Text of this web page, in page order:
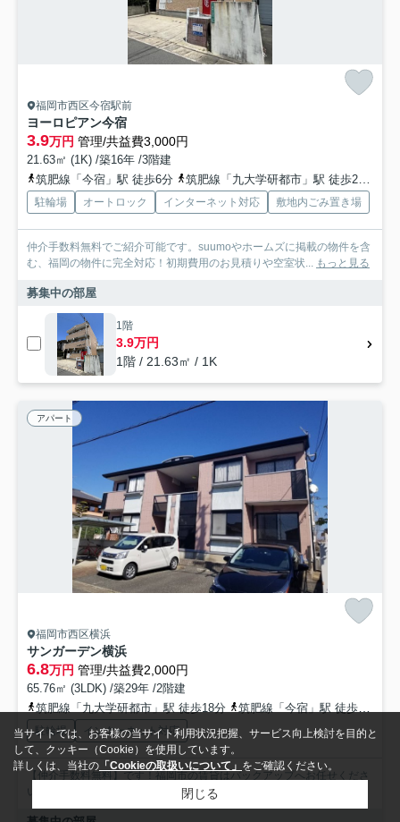
福岡市西区今宿駅前
ヨーロピアン今宿
3.9万円 管理/共益費3,000円
21.63㎡ (1K) /築16年 /3階建
筑肥線「今宿」駅 徒歩6分
筑肥線「九大学研都市」駅 徒歩23分
駐輪場 オートロック インターネット対応 敷地内ごみ置き場
仲介手数料無料でご紹介可能です。suumoやホームズに掲載の物件を含
む、福岡の物件に完全対応！初期費用のお見積りや空室状...
もっと見る
募集中の部屋
1階
3.9万円
1階 / 21.63㎡ / 1K
アパート
福岡市西区横浜
サンガーデン横浜
6.8万円 管理/共益費2,000円
65.76㎡ (3LDK) /築29年 /2階建
筑肥線「九大学研都市」駅 徒歩18分
筑肥線「今宿」駅 徒歩16分
駐輪場 インターネット対応
【仲介手数料無料】です！福岡市の賃貸はバックアップへお任せくださ
い。suumoやホームズで見つけた物件も仲介手数料0円で...
当サイトでは、お客様の当サイト利用状況把握、サービス向上検討を目的と
して、クッキー（Cookie）を使用しています。
詳しくは、当社の 「Cookieの取扱いについて」 をご確認ください。
閉じる